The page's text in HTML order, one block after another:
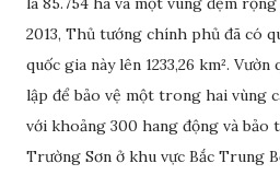
2013, Thủ tướng chính phủ đã có
quốc gia này lên 1233,26 km².
lập để bảo vệ một trong hai vùng
với khoảng 300 hang động và bảo
Trường Sơn ở khu vực Bắc Trung